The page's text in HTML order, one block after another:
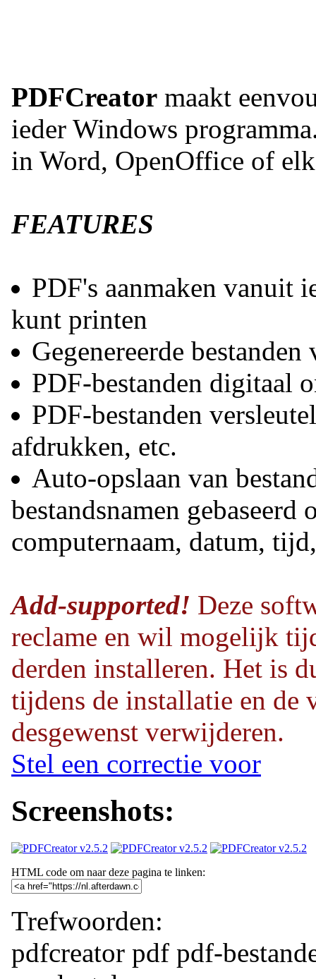
PDFCreator maakt
ieder Windows
in Word, OpenOffice of
FEATURES
PDF's aanmaken vanuit
kunt printen
Gegenereerde
PDF-bestanden digitaal
PDF-bestanden
afdrukken, etc.
Auto-opslaan van
bestandsnamen gebaseerd
computernaam, datum,
Add-supported! Deze
reclame en wil mogelijk
derden installeren. Het is
tijdens de installatie en de
desgewenst verwijderen.
Stel een correctie voor
Screenshots:
HTML code om naar deze pagina te linken:
Trefwoorden:
pdfcreator pdf pdf-